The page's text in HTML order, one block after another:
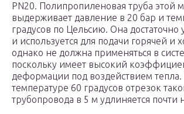
PN20. Полипропиленовая труба этой
выдерживает давление в 20 бар и
градусов по Цельсию. Она достаточно
и используется для подачи горячей и
однако не должна применяться в
поскольку имеет высокий
деформации под воздействием
температуре 60 градусов отрезок
трубопровода в 5 м удлиняется почти